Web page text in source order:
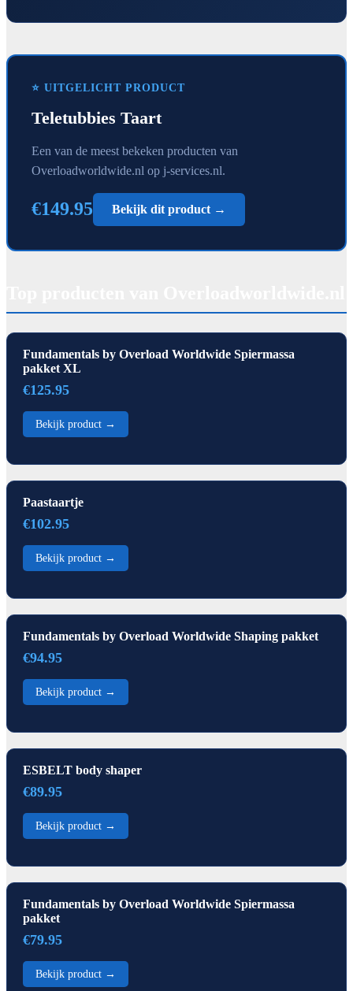
⭐ UITGELICHT PRODUCT
Teletubbies Taart
Een van de meest bekeken producten van
Overloadworldwide.nl op j-services.nl.
€149.95 Bekijk dit product →
Fundamentals by Overload Worldwide Spiermassa
pakket XL
€125.95
Bekijk product →
Paastaartje
€102.95
Bekijk product →
Fundamentals by Overload Worldwide Shaping pakket
€94.95
Bekijk product →
ESBELT body shaper
€89.95
Bekijk product →
Fundamentals by Overload Worldwide Spiermassa
pakket
€79.95
Bekijk product →